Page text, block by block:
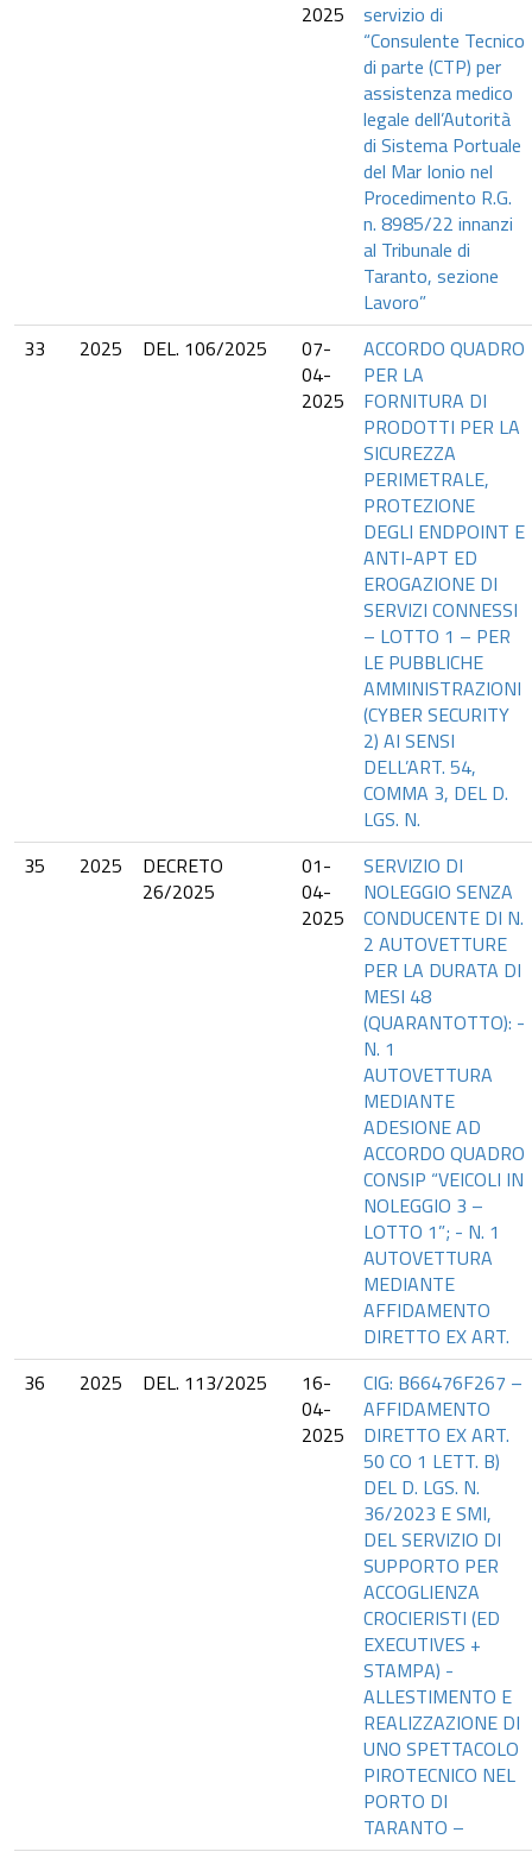
2025
servizio di
“Consulente Tecnico
di parte (CTP) per
assistenza medico
legale dell’Autorità
di Sistema Portuale
del Mar Ionio nel
Procedimento R.G.
n. 8985/22 innanzi
al Tribunale di
Taranto, sezione
Lavoro”
33
2025 DEL. 106/2025
07-
04-
2025
ACCORDO QUADRO
PER LA
FORNITURA DI
PRODOTTI PER LA
SICUREZZA
PERIMETRALE,
PROTEZIONE
DEGLI ENDPOINT E
ANTI-APT ED
EROGAZIONE DI
SERVIZI CONNESSI
– LOTTO 1 – PER
LE PUBBLICHE
AMMINISTRAZIONI
(CYBER SECURITY
2) AI SENSI
DELL’ART. 54,
COMMA 3, DEL D.
LGS. N.
35
2025
DECRETO
26/2025
01-
04-
2025
SERVIZIO DI
NOLEGGIO SENZA
CONDUCENTE DI N.
2 AUTOVETTURE
PER LA DURATA DI
MESI 48
(QUARANTOTTO): -
N. 1
AUTOVETTURA
MEDIANTE
ADESIONE AD
ACCORDO QUADRO
CONSIP “VEICOLI IN
NOLEGGIO 3 –
LOTTO 1”; - N. 1
AUTOVETTURA
MEDIANTE
AFFIDAMENTO
DIRETTO EX ART.
36
2025 DEL. 113/2025
16-
04-
2025
CIG: B66476F267 –
AFFIDAMENTO
DIRETTO EX ART.
50 CO 1 LETT. B)
DEL D. LGS. N.
36/2023 E SMI,
DEL SERVIZIO DI
SUPPORTO PER
ACCOGLIENZA
CROCIERISTI (ED
EXECUTIVES +
STAMPA) -
ALLESTIMENTO E
REALIZZAZIONE DI
UNO SPETTACOLO
PIROTECNICO NEL
PORTO DI
TARANTO –